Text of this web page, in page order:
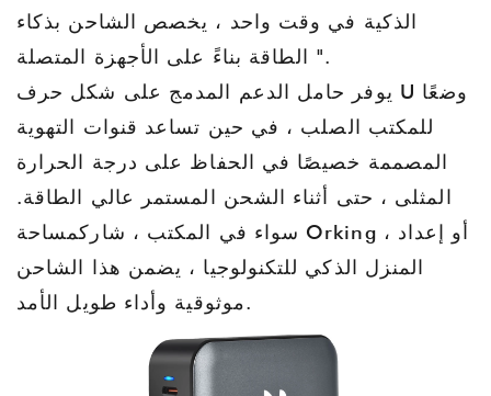
الذكية في وقت واحد ، يخصص الشاحن بذكاء
الطاقة بناءً على الأجهزة المتصلة ".
يوفر حامل الدعم المدمج على شكل حرف U وضعًا
للمكتب الصلب ، في حين تساعد قنوات التهوية
المصممة خصيصًا في الحفاظ على درجة الحرارة
المثلى ، حتى أثناء الشحن المستمر عالي الطاقة.
سواء في المكتب ، شاركمساحة Orking ، أو إعداد
المنزل الذكي للتكنولوجيا ، يضمن هذا الشاحن
موثوقية وأداء طويل الأمد.